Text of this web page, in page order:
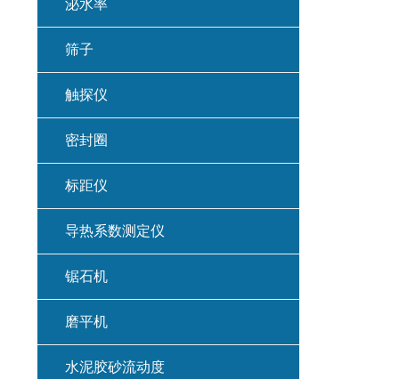
泌水率
筛子
触探仪
密封圈
标距仪
导热系数测定仪
锯石机
磨平机
水泥胶砂流动度